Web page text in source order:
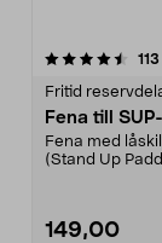
113
Fritid
Fena till
Fena med
(Stand Up
149,00
4.5 av 5